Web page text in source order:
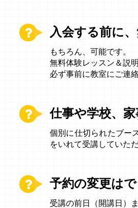
入会する前に
もちろん、可能です。
無料体験レッスン＆説
必ず事前に教室にご連
仕事や学校、
個別に仕切られたブー
をいれて受講していた
予約の変更は
受講の前日（開講日）